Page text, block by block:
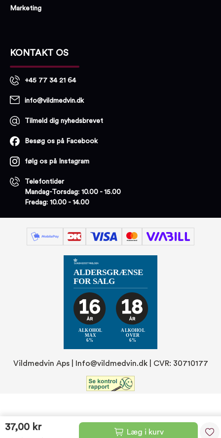
37,00 kr Læg i kurv
Marketing
KONTAKT OS
+45 77 34 21 64
info@vildmedvin.dk
Tilmeld dig nyhedsbrevet
Besøg os på Facebook
følg os på Instagram
Telefontider
Mandag-Torsdag: 10.00 - 15.00
Fredag: 10.00 - 14.00
Vildmedvin Aps | Info@vildmedvin.dk| CVR: 30710177